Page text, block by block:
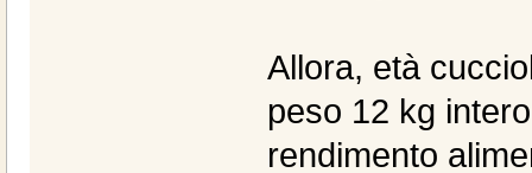
Allora, età
peso 12 kg intero
rendimento